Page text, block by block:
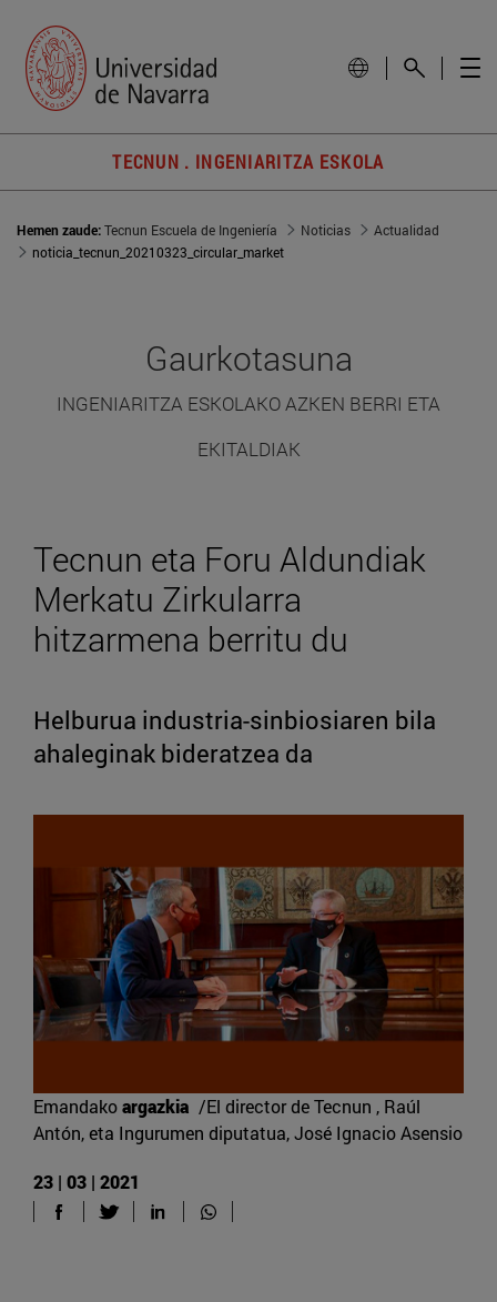
TECNUN . INGENIARITZA ESKOLA
Hemen zaude:Tecnun Escuela de Ingeniería Noticias
Actualidad
noticia_tecnun_20210323_circular_market
Gaurkotasuna
INGENIARITZA ESKOLAKO AZKEN BERRI ETA
EKITALDIAK
Tecnun eta Foru Aldundiak
Merkatu Zirkularra
hitzarmena berritu du
Helburua industria-sinbiosiaren bila
ahaleginak bideratzea da
Emandakoargazkia /El director de Tecnun , Raúl
Antón, eta Ingurumen diputatua, José Ignacio Asensio
23 | 03 | 2021